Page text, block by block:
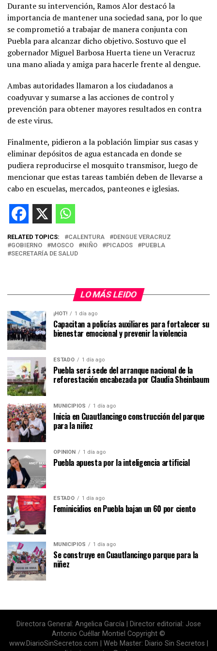
Durante su intervención, Ramos Alor destacó la
importancia de mantener una sociedad sana, por lo que
se comprometió a trabajar de manera conjunta con
Puebla para alcanzar dicho objetivo. Sostuvo que el
gobernador Miguel Barbosa Huerta tiene un Veracruz
una mano aliada y amiga para hacerle frente al dengue.
Ambas autoridades llamaron a los ciudadanos a
coadyuvar y sumarse a las acciones de control y
prevención para obtener mayores resultados en contra
de este virus.
Finalmente, pidieron a la población limpiar sus casas y
eliminar depósitos de agua estancada en donde se
pudiera reproducirse el mosquito transmisor, luego de
mencionar que estas tareas también deben de llevarse a
cabo en escuelas, mercados, panteones e iglesias.
RELATED TOPICS: CALENTURA
DENGUE VERACRUZ
GOBIERNO
MOSCO NIÑO PICADOS
PUEBLA
SECRETARÍA DE SALUD
LO MÁS LEIDO
¡HOT! 1 día ago
Capacitan a policías auxiliares para fortalecer su
bienestar emocional y prevenir la violencia
ESTADO 1 día ago
Puebla será sede del arranque nacional de la
reforestación encabezada por Claudia Sheinbaum
MUNICIPIOS 1 día ago
Inicia en Cuautlancingo construcción del parque
para la niñez
OPINIÓN 1 día ago
Puebla apuesta por la inteligencia artificial
ESTADO 1 día ago
Feminicidios en Puebla bajan un 60 por ciento
MUNICIPIOS 1 día ago
Se construye en Cuautlancingo parque para la
niñez
Directora General: Angelica García | Director editorial: Jose
Antonio Cuéllar Montiel Copyright ©
www.DiarioSinSecretos.com | Web Master: Diario Sin Secretos |